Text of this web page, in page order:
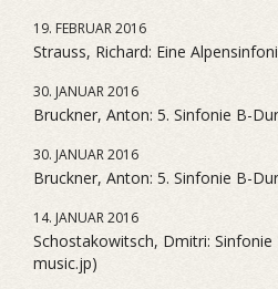
19. FEBRUAR 2016
Strauss, Richard: Eine
30. JANUAR 2016
Bruckner, Anton: 5. Sinfonie B-
30. JANUAR 2016
Bruckner, Anton: 5. Sinfonie B-
14. JANUAR 2016
Schostakowitsch, Dmitri:
music.jp)